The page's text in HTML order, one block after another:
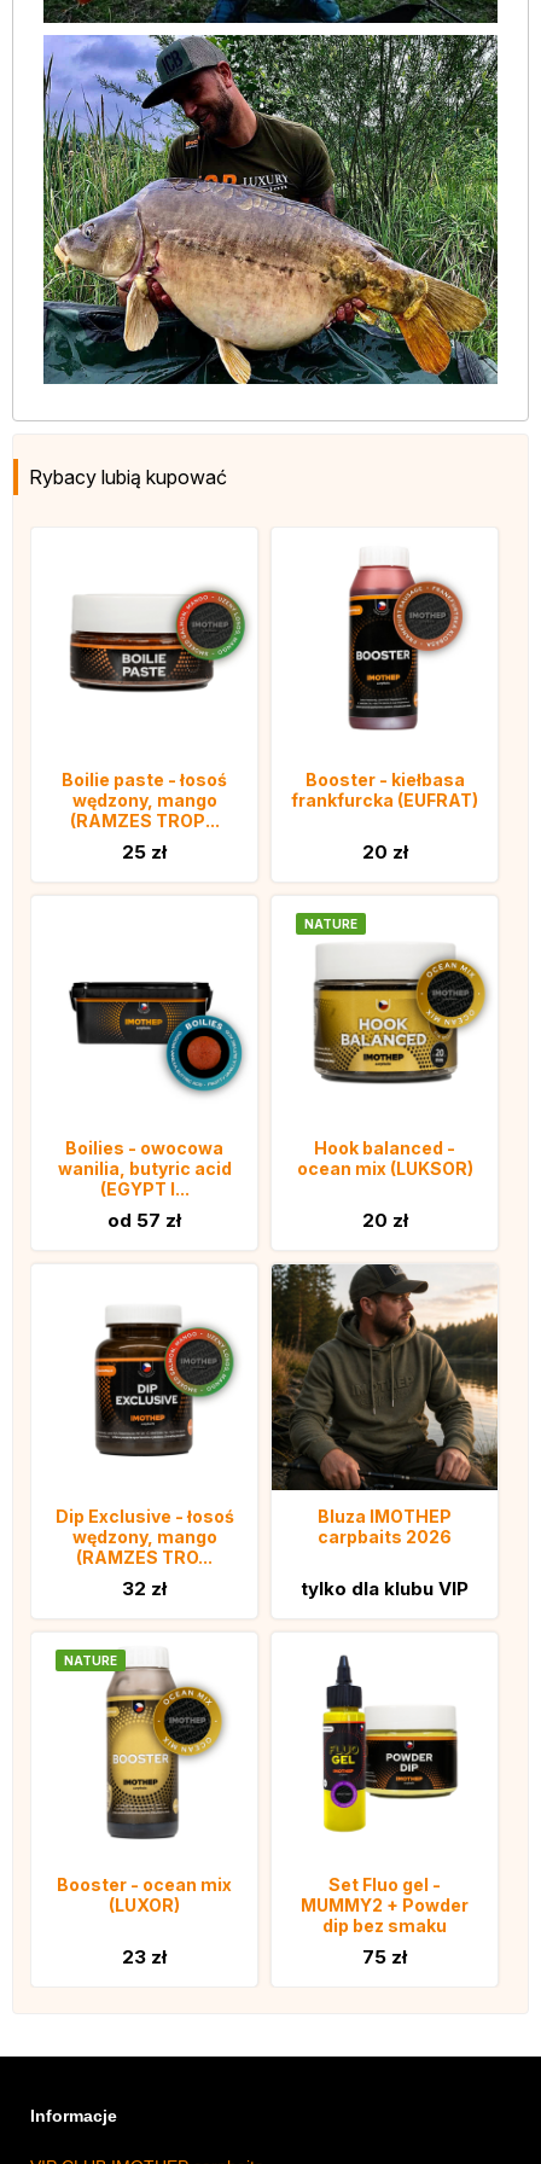
Rybacy lubią kupować
Boilie paste - łosoś
wędzony, mango
(RAMZES TROP...
25 zł
Booster - kiełbasa
frankfurcka (EUFRAT)
20 zł
Boilies - owocowa
wanilia, butyric acid
(EGYPT I...
od 57 zł
NATURE
Hook balanced -
ocean mix (LUKSOR)
20 zł
Dip Exclusive - łosoś
wędzony, mango
(RAMZES TRO...
32 zł
Bluza IMOTHEP
carpbaits 2026
tylko dla klubu VIP
NATURE
Booster - ocean mix
(LUXOR)
23 zł
Set Fluo gel -
MUMMY2 + Powder
dip bez smaku
75 zł
Informacje